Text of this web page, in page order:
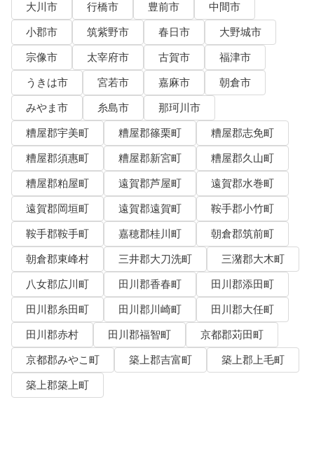
大川市
行橋市 豊前市
中間市
小郡市
筑紫野市 春日市
大野城市
宗像市
太宰府市 古賀市
福津市
うきは市
宮若市 嘉麻市
朝倉市
みやま市
糸島市
那珂川市
糟屋郡宇美町
糟屋郡篠栗町
糟屋郡志免町
糟屋郡須惠町
糟屋郡新宮町
糟屋郡久山町
糟屋郡粕屋町
遠賀郡芦屋町
遠賀郡水巻町
遠賀郡岡垣町
遠賀郡遠賀町
鞍手郡小竹町
鞍手郡鞍手町
嘉穂郡桂川町
朝倉郡筑前町
朝倉郡東峰村
三井郡大刀洗町
三潴郡大木町
八女郡広川町
田川郡香春町
田川郡添田町
田川郡糸田町
田川郡川崎町
田川郡大任町
田川郡赤村
田川郡福智町
京都郡苅田町
京都郡みやこ町
築上郡吉富町
築上郡上毛町
築上郡築上町